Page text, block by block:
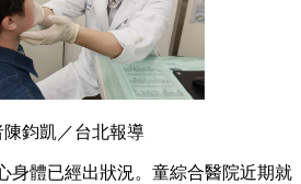
鈞凱／台北報導
身體已經出狀況。童綜合醫院近期就